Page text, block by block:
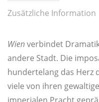
Zusätzliche Information
Wienver­bin­det
ande­re Stadt. Die
hun­der­te­lang das Herz
vie­le von ihren